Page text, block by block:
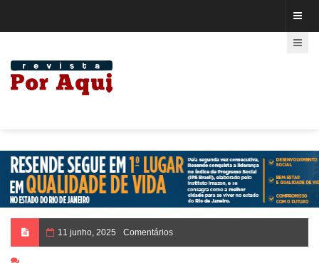
11 junho, 2025 Comentários